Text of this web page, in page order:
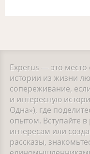
Experus — это
истории из жизни
сопереживание,
и интересную
Одна»), где
опытом. Вступайте
интересам или
рассказы,